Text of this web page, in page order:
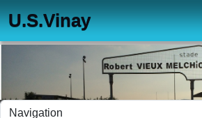
U.S.Vinay